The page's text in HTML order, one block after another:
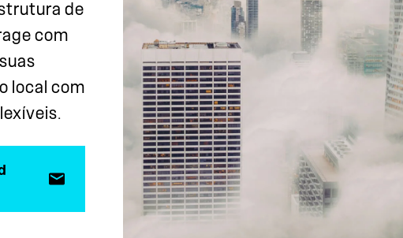
de
com
local com